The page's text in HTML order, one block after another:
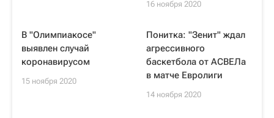
16 ноября 2020
В "Олимпиакосе"
выявлен случай
коронавирусом
15 ноября 2020
Понитка: "Зенит" ждал
агрессивного
баскетбола от АСВЕЛа
в матче Евролиги
14 ноября 2020